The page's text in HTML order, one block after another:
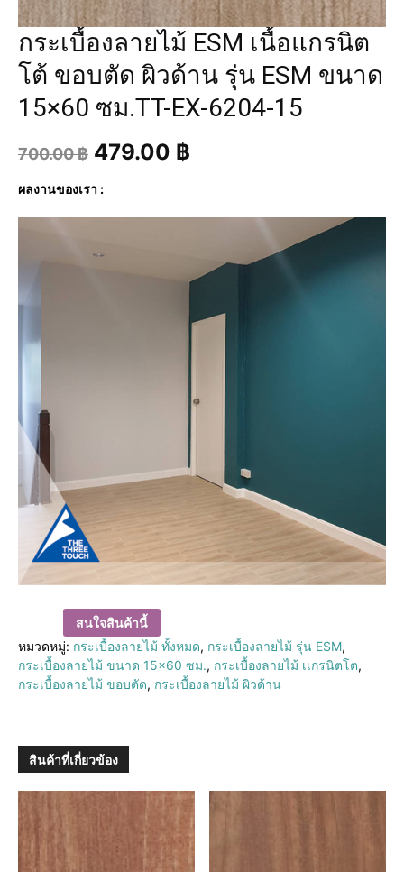
กระเบื้องลายไม้ ESM เนื้อแกรนิต
โต้ ขอบตัด ผิวด้าน รุ่น ESM ขนาด
15×60 ซม.TT-EX-6204-15
700.00฿ 479.00 ฿
ผลงานของเรา :
สนใจสินค้านี้
หมวดหมู่: กระเบื้องลายไม้ ทั้งหมด, กระเบื้องลายไม้ รุ่น ESM,
กระเบื้องลายไม้ ขนาด 15×60 ซม., กระเบื้องลายไม้ เเกรนิตโต,
กระเบื้องลายไม้ ขอบตัด, กระเบื้องลายไม้ ผิวด้าน
สินค้าที่เกี่ยวข้อง